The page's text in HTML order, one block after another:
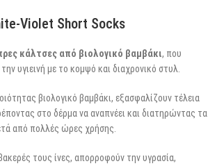
Violet Short Socks
κάλτσες από βιολογικό βαμβάκι, που
υγιεινή με το κομψό και διαχρονικό στυλ.
βιολογικό βαμβάκι, εξασφαλίζουν τέλεια
στο δέρμα να αναπνέει και διατηρώντας τα
από πολλές ώρες χρήσης.
τους ίνες, απορροφούν την υγρασία,